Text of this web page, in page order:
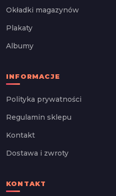
Okładki magazynów
Plakaty
Albumy
INFORMACJE
Polityka prywatności
Regulamin sklepu
Kontakt
Dostawa i zwroty
KONTAKT